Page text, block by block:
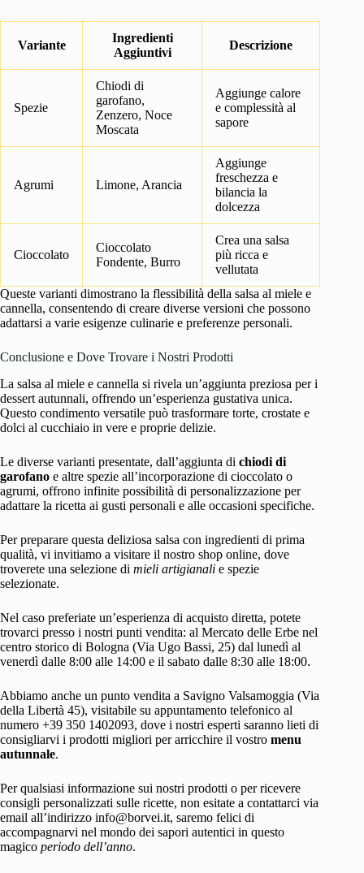
Variante
Ingredienti
Aggiuntivi
Descrizione
Spezie
Chiodi di
garofano,
Zenzero, Noce
Moscata
Aggiunge calore
e complessità al
sapore
Agrumi Limone, Arancia
Aggiunge
freschezza e
bilancia la
dolcezza
Cioccolato
Cioccolato
Fondente, Burro
Crea una salsa
più ricca e
vellutata
Queste varianti dimostrano la flessibilità della salsa al miele e
cannella, consentendo di creare diverse versioni che possono
adattarsi a varie esigenze culinarie e preferenze personali.
Conclusione e Dove Trovare i Nostri Prodotti
La salsa al miele e cannella si rivela un’aggiunta preziosa per i
dessert autunnali, offrendo un’esperienza gustativa unica.
Questo condimento versatile può trasformare torte, crostate e
dolci al cucchiaio in vere e proprie delizie.
Le diverse varianti presentate, dall’aggiunta di chiodi di
garofano e altre spezie all’incorporazione di cioccolato o
agrumi, offrono infinite possibilità di personalizzazione per
adattare la ricetta ai gusti personali e alle occasioni specifiche.
Per preparare questa deliziosa salsa con ingredienti di prima
qualità, vi invitiamo a visitare il nostro shop online, dove
troverete una selezione di mieli artigianali e spezie
selezionate.
Nel caso preferiate un’esperienza di acquisto diretta, potete
trovarci presso i nostri punti vendita: al Mercato delle Erbe nel
centro storico di Bologna (Via Ugo Bassi, 25) dal lunedì al
venerdì dalle 8:00 alle 14:00 e il sabato dalle 8:30 alle 18:00.
Abbiamo anche un punto vendita a Savigno Valsamoggia (Via
della Libertà 45), visitabile su appuntamento telefonico al
numero +39 350 1402093, dove i nostri esperti saranno lieti di
consigliarvi i prodotti migliori per arricchire il vostro menu
autunnale.
Per qualsiasi informazione sui nostri prodotti o per ricevere
consigli personalizzati sulle ricette, non esitate a contattarci via
email all’indirizzo info@borvei.it, saremo felici di
accompagnarvi nel mondo dei sapori autentici in questo
magico periodo dell’anno.